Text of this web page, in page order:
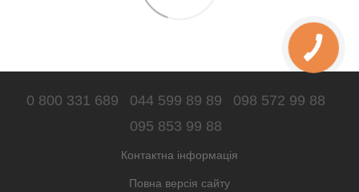
0 800 331 689 044 599 89 89
098 572 99 88
095 853 99 88
Контактна інформація
Повна версія сайту